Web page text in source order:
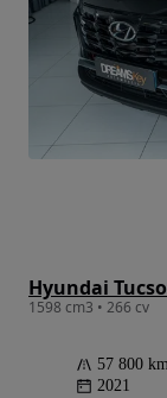
Hyundai
1598 cm3 • 266 cv
57 800 km
2021